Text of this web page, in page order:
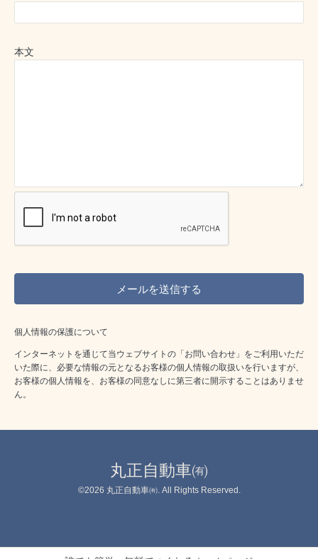
本文
個人情報の保護について
インターネットを通じて当ウェブサイトの「お問い合わせ」をご利用いただ
いた際に、必要な情報の元となるお客様の個人情報の取扱いを行いますが、
お客様の個人情報を、お客様の同意なしに第三者に開示することはありませ
ん。
丸正自動車㈲
©2026 丸正自動車㈲. All Rights Reserved.